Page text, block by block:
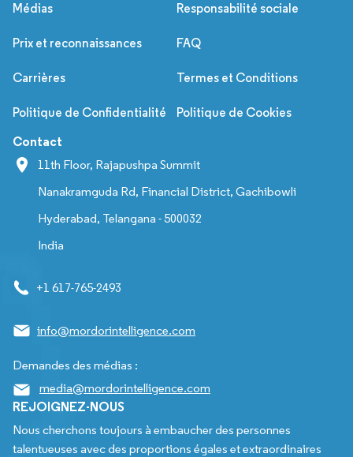
Médias Responsabilité sociale
Prix et reconnaissances FAQ
Carrières Termes et Conditions
Politique de Confidentialité Politique de Cookies
Contact
11th Floor, Rajapushpa Summit
Nanakramguda Rd, Financial District, Gachibowli
Hyderabad, Telangana - 500032
India
+1 617-765-2493
info@mordorintelligence.com
Demandes des médias :
media@mordorintelligence.com
REJOIGNEZ-NOUS
Nous cherchons toujours à embaucher des personnes
talentueuses avec des proportions égales et extraordinaires